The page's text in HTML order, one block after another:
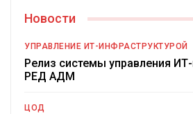
Новости
УПРАВЛЕНИЕ ИТ-ИНФРАСТРУКТУРОЙ
Релиз системы управления
РЕД АДМ
ЦОД